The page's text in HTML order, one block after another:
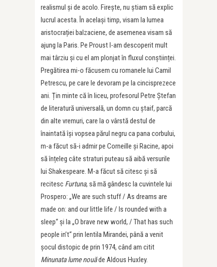
realismul și de acolo. Firește, nu știam să explic
lucrul acesta. În același timp, visam la lumea
aristocrației balzaciene, de asemenea visam să
ajung la Paris. Pe Proust l-am descoperit mult
mai târziu și cu el am plonjat în fluxul conștiinței.
Pregătirea mi-o făcusem cu romanele lui Camil
Petrescu, pe care le devoram pe la cincisprezece
ani. Țin minte că în liceu, profesorul Petre Ștefan
de literatură universală, un domn cu ștaif, parcă
din alte vremuri, care la o vârstă destul de
înaintată își vopsea părul negru ca pana corbului,
m-a făcut să-i admir pe Corneille și Racine, apoi
să înțeleg câte straturi puteau să aibă versurile
lui Shakespeare. M-a făcut să citesc și să
recitesc Furtuna, să mă gândesc la cuvintele lui
Prospero: „We are such stuff / As dreams are
made on: and our little life / Is rounded with a
sleep“ și la „O brave new world, / That has such
people in’t“ prin lentila Mirandei, până a venit
șocul distopic de prin 1974, când am citit
Minunata lume nouăde Aldous Huxley.